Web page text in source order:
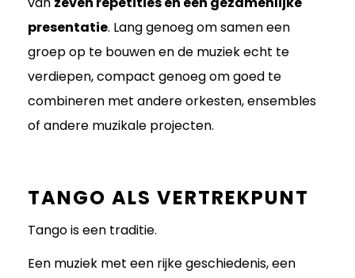
presentatie. Lang genoeg om samen een
groep op te bouwen en de muziek echt te
verdiepen, compact genoeg om goed te
combineren met andere orkesten, ensembles
of andere muzikale projecten.
TANGO ALS VERTREKPUNT
Tango is een traditie.
Een muziek met een rijke geschiedenis, een